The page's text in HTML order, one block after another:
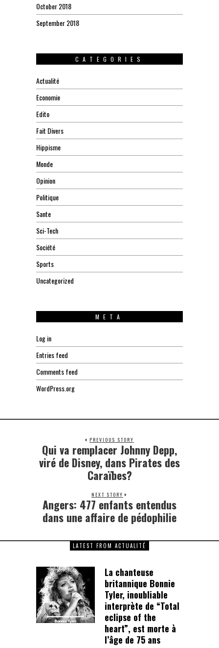
October 2018
September 2018
CATEGORIES
Actualité
Economie
Edito
Fait Divers
Hippisme
Monde
Opinion
Politique
Sante
Sci-Tech
Société
Sports
Uncategorized
META
Log in
Entries feed
Comments feed
WordPress.org
PREVIOUS STORY
Previous
post:
Qui va remplacer Johnny Depp,
viré de Disney, dans Pirates des
Caraïbes?
NEXT STORY
Next
post:
Angers: 477 enfants entendus
dans une affaire de pédophilie
LATEST FROM ACTUALITÉ
La chanteuse
britannique Bonnie
Tyler, inoubliable
interprète de “Total
eclipse of the
heart”, est morte à
l’âge de 75 ans